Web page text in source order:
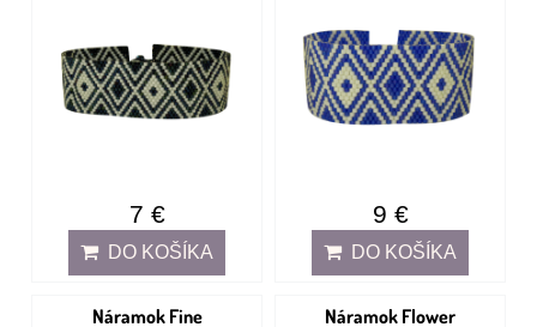
7 €
DO KOŠÍKA
9 €
DO KOŠÍKA
Náramok Fine Náramok Flower